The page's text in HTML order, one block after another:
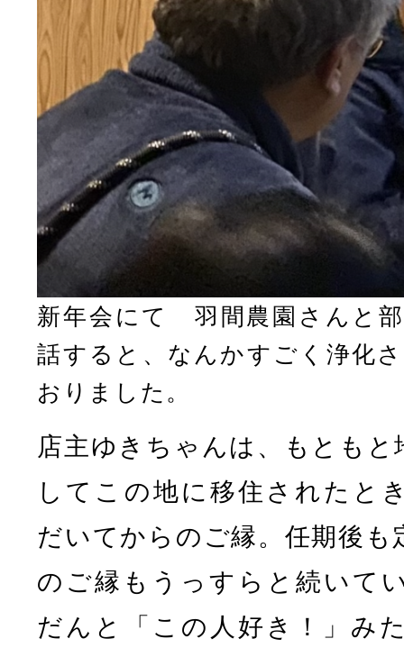
新年会にて 羽間農園さんと
話すると、なんかすごく浄化
おりました。
店主ゆきちゃんは、もとも
してこの地に移住されたと
だいてからのご縁。任期後
のご縁もうっすらと続いて
だんと「この人好き！」み